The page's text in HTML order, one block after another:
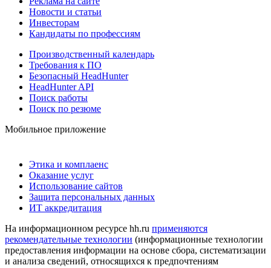
Новости и статьи
Инвесторам
Кандидаты по профессиям
Производственный календарь
Требования к ПО
Безопасный HeadHunter
HeadHunter API
Поиск работы
Поиск по резюме
Мобильное приложение
Этика и комплаенс
Оказание услуг
Использование сайтов
Защита персональных данных
ИТ аккредитация
На информационном ресурсе hh.ru применяются
рекомендательные технологии (информационные технологии
предоставления информации на основе сбора, систематизации
и анализа сведений, относящихся к предпочтениям